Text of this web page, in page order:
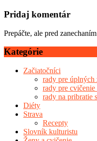
Pridaj komentár
Prepáčte, ale pred
Kategórie
Začiatočníci
rady pre úplných
rady pre cvičenie
rady na pribratie
Diéty
Strava
Recepty
Slovník kulturistu